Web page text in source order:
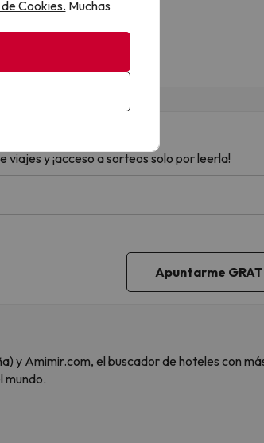
y ¡acceso a sorteos solo por leerla!
y Amimir.com, el buscador de hoteles con
mundo.
Cookies. Muchas